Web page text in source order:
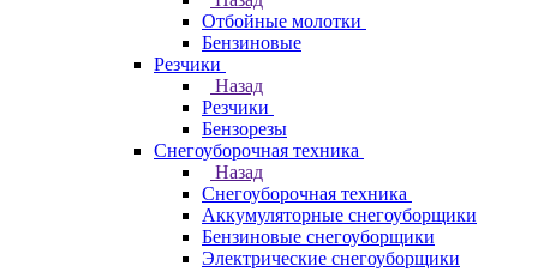
Отбойные молотки
Бензиновые
Резчики
Назад
Резчики
Бензорезы
Снегоуборочная техника
Назад
Снегоуборочная техника
Аккумуляторные снегоуборщики
Бензиновые снегоуборщики
Электрические снегоуборщики